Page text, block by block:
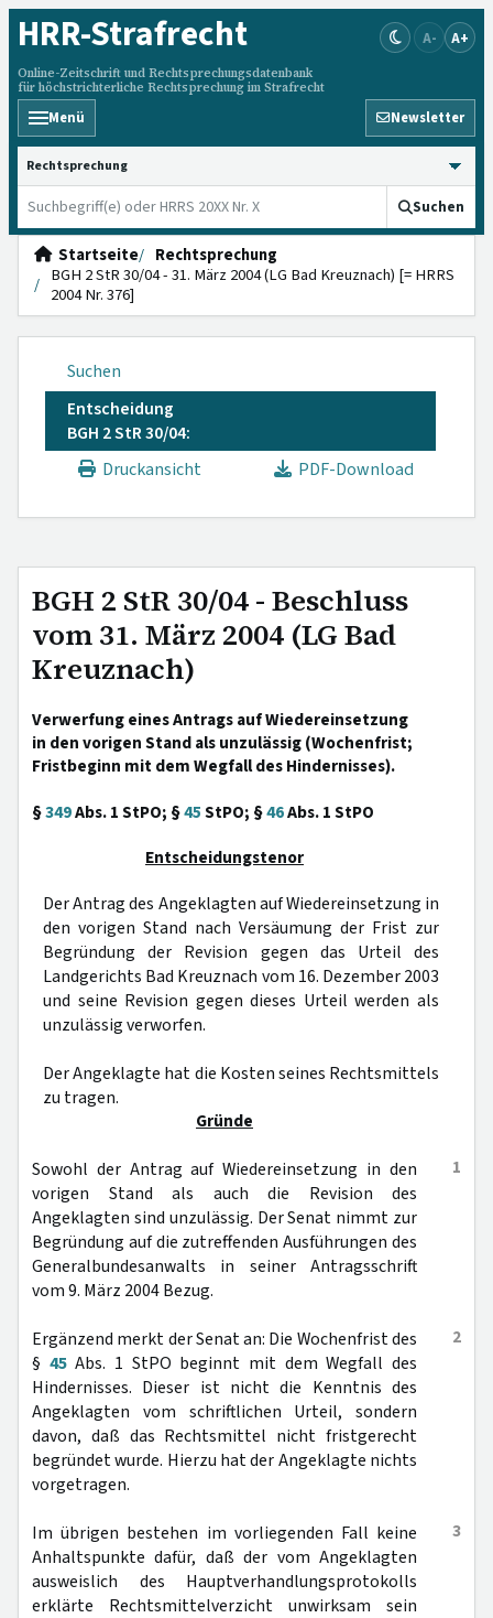
HRR-Strafrecht
Online-Zeitschrift und Rechtsprechungsdatenbank
für höchstrichterliche Rechtsprechung im Strafrecht
A- A+
Menü Newsletter
HRRS durchsuchen
Suchen
Startseite
Rechtsprechung
BGH 2 StR 30/04 - 31. März 2004 (LG Bad Kreuznach) [= HRRS
2004 Nr. 376]
Suchen
Entscheidung
BGH 2 StR 30/04:
Druckansicht
PDF-Download
BGH 2 StR 30/04 - Beschluss
vom 31. März 2004 (LG Bad
Kreuznach)
Verwerfung eines Antrags auf Wiedereinsetzung
in den vorigen Stand als unzulässig (Wochenfrist;
Fristbeginn mit dem Wegfall des Hindernisses).
§349Abs. 1 StPO; §45StPO; §46Abs. 1 StPO
Entscheidungstenor
Der Antrag des Angeklagten auf Wiedereinsetzung in
den vorigen Stand nach Versäumung der Frist zur
Begründung der Revision gegen das Urteil des
Landgerichts Bad Kreuznach vom 16. Dezember 2003
und seine Revision gegen dieses Urteil werden als
unzulässig verworfen.
Der Angeklagte hat die Kosten seines Rechtsmittels
zu tragen.
Gründe
1
Sowohl der Antrag auf Wiedereinsetzung in den
vorigen Stand als auch die Revision des
Angeklagten sind unzulässig. Der Senat nimmt zur
Begründung auf die zutreffenden Ausführungen des
Generalbundesanwalts in seiner Antragsschrift
vom 9. März 2004 Bezug.
2
Ergänzend merkt der Senat an: Die Wochenfrist des
§ 45Abs. 1 StPO beginnt mit dem Wegfall des
Hindernisses. Dieser ist nicht die Kenntnis des
Angeklagten vom schriftlichen Urteil, sondern
davon, daß das Rechtsmittel nicht fristgerecht
begründet wurde. Hierzu hat der Angeklagte nichts
vorgetragen.
3
Im übrigen bestehen im vorliegenden Fall keine
Anhaltspunkte dafür, daß der vom Angeklagten
ausweislich des Hauptverhandlungsprotokolls
erklärte Rechtsmittelverzicht unwirksam sein